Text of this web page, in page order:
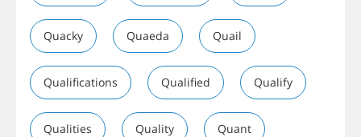
Quacky Quaeda Quail
Qualifications Qualified Qualify
Qualities Quality Quant